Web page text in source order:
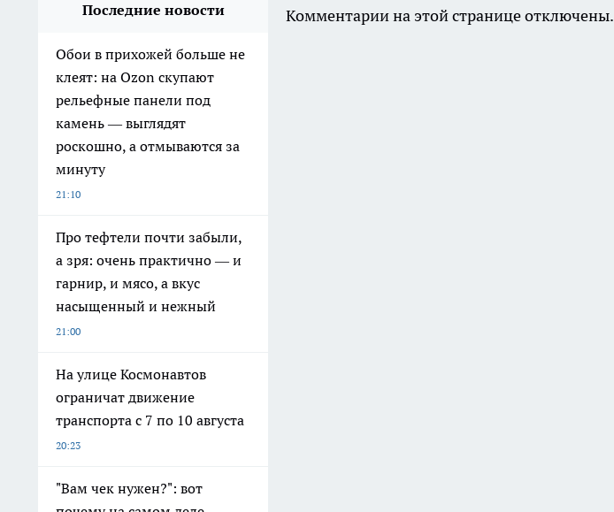
Последние новости
Обои в прихожей больше не
клеят: на Ozon скупают
рельефные панели под
камень — выглядят
роскошно, а отмываются за
минуту
21:10
Про тефтели почти забыли,
а зря: очень практично — и
гарнир, и мясо, а вкус
насыщенный и нежный
21:00
На улице Космонавтов
ограничат движение
транспорта с 7 по 10 августа
20:23
"Вам чек нужен?": вот
Комментарии на этой странице отключены.